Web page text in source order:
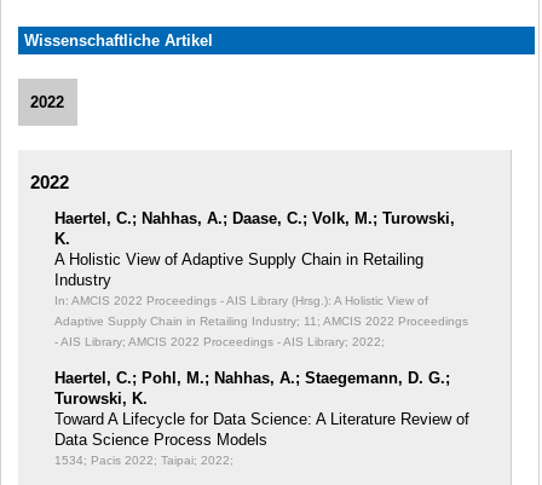
Wissenschaftliche Artikel
2022
2022
Haertel, C.; Nahhas, A.; Daase, C.; Volk, M.; Turowski,
K.
A Holistic View of Adaptive Supply Chain in Retailing
Industry
In: AMCIS 2022 Proceedings - AIS Library (Hrsg.): A Holistic View of
Adaptive Supply Chain in Retailing Industry; 11; AMCIS 2022 Proceedings
- AIS Library; AMCIS 2022 Proceedings - AIS Library; 2022;
Haertel, C.; Pohl, M.; Nahhas, A.; Staegemann, D. G.;
Turowski, K.
Toward A Lifecycle for Data Science: A Literature Review of
Data Science Process Models
1534; Pacis 2022; Taipai; 2022;